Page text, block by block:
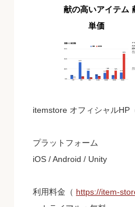
献の高いアイテム
単価
itemstore オフィシャルHP
プラットフォーム
iOS / Android / Unity
利用料金 （ https://item-